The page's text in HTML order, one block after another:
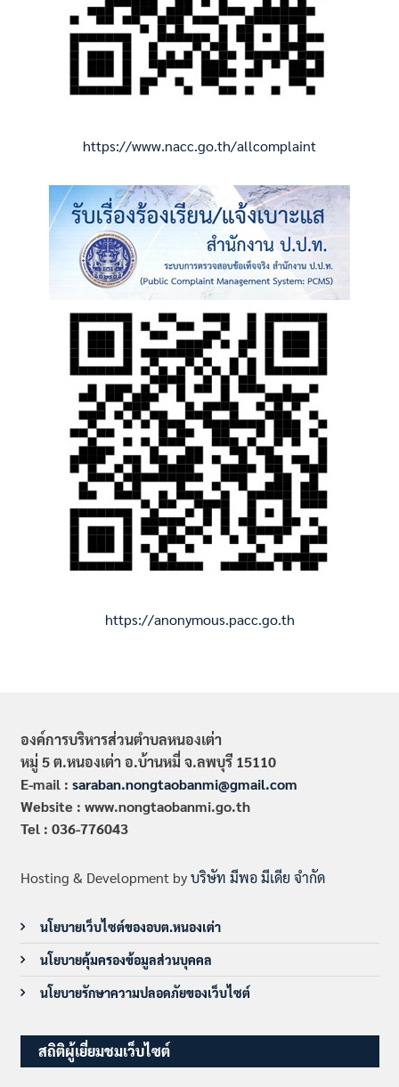
https://www.nacc.go.th/allcomplaint
https://anonymous.pacc.go.th
องค์การบริหารส่วนตำบลหนองเต่า
หมู่ 5 ต.หนองเต่า อ.บ้านหมี่ จ.ลพบุรี 15110
E-mail : saraban.nongtaobanmi@gmail.com
Website : www.nongtaobanmi.go.th
Tel : 036-776043
Hosting & Development byบริษัท มีพอ มีเดีย จำกัด
นโยบายเว็บไซต์ของอบต.หนองเต่า
นโยบายคุ้มครองข้อมูลส่วนบุคคล
นโยบายรักษาความปลอดภัยของเว็บไซต์
สถิติผู้เยี่ยมชมเว็บไซต์